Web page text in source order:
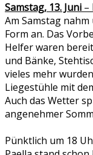
Samstag, 13. Juni –
Am Samstag
Form an. Das
Helfer waren
und Bänke,
vieles mehr
Liegestühle mit
Auch das Wetter
angenehmer
Pünktlich um 18